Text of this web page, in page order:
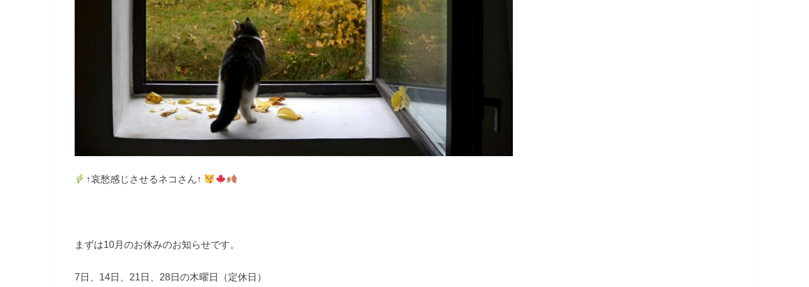
↑哀愁感じさせるネコさん↑
まずは10月のお休みのお知らせです。
7日、14日、21日、28日の木曜日（定休日）